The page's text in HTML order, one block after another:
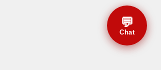
💬
Chat